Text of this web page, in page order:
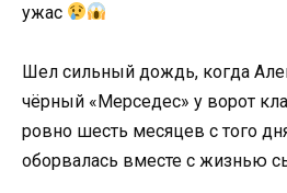
ужас
Шел сильный дождь, когда
чёрный «Мерседес» у ворот
ровно шесть месяцев с того
оборвалась вместе с жизнью